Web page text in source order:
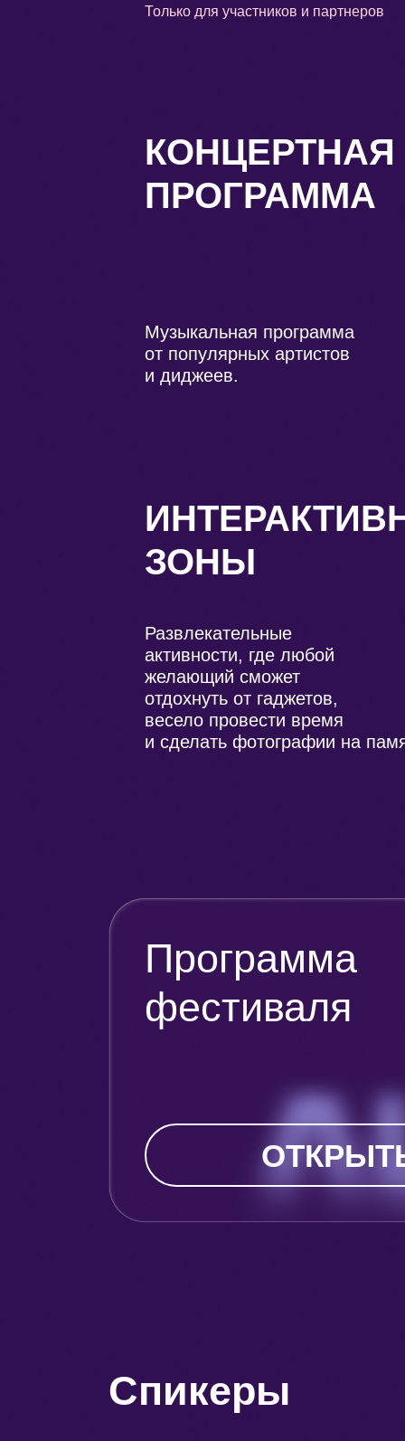
Только для участников и партнеров
Развлекательные
активности, где любой
желающий сможет
отдохнуть от гаджетов,
весело провести время
и сделать фотографии на
ЗОНЫ
Музыкальная программа
от популярных артистов
и диджеев.
КОНЦЕРТНАЯ
ПРОГРАММА
Программа
фестиваля
Спикеры